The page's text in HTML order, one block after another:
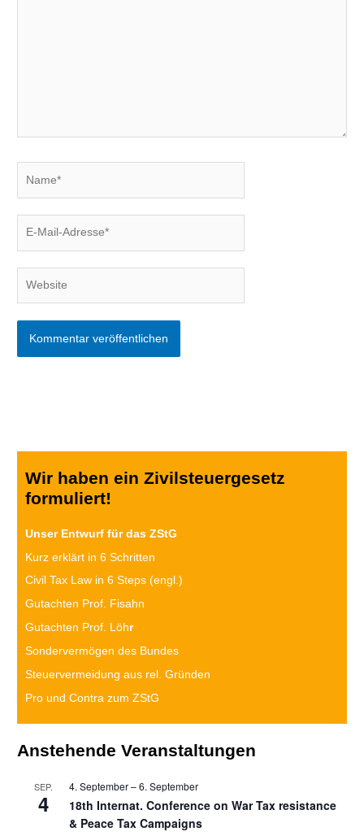
Wir haben ein Zivilsteuergesetz
formuliert!
Unser Entwurf für das ZStG
Kurz erklärt in 6 Schritten
Civil Tax Law in 6 Steps (engl.)
Gutachten Prof. Fisahn
Gutachten Prof. Löhr
Sondervermögen des Bundes
Steuervermeidung aus rel. Gründen
Pro und Contra zum ZStG
Anstehende Veranstaltungen
SEP.
4
4. September–6. September
18th Internat. Conference on War Tax resistance
& Peace Tax Campaigns